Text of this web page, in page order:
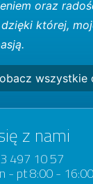
oraz
której,
wszystkie
z nami
497 10 57
- pt 8:00 - 16:00